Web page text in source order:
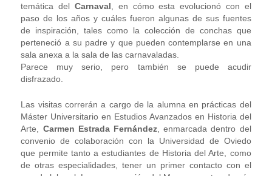
temática del Carnaval, en cómo esta evolucionó con el
paso de los años y cuáles fueron algunas de sus fuentes
de inspiración, tales como la colección de conchas que
perteneció a su padre y que pueden contemplarse en una
sala anexa a la sala de las carnavaladas.
Parece muy serio, pero también se puede acudir
disfrazado.
Las visitas correrán a cargo de la alumna en prácticas del
Máster Universitario en Estudios Avanzados en Historia del
Arte, Carmen Estrada Fernández , enmarcada dentro del
convenio de colaboración con la Universidad de Oviedo
que permite tanto a estudiantes de Historia del Arte, como
de otras especialidades, tener un primer contacto con el